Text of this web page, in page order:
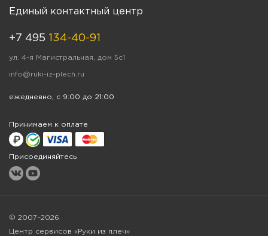
Единый контактный центр
+7 495 134-40-91
ул. 4-я Магистральная, дом 5с1
info@ruki-iz-plech.ru
ежедневно, с 9:00 до 21:00
Принимаем к оплате
Присоединяйтесь
© 2007–2026
Центр сервисов «Руки из плеч»